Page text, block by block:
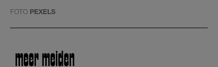
FOTO PEXELS
meer meiden